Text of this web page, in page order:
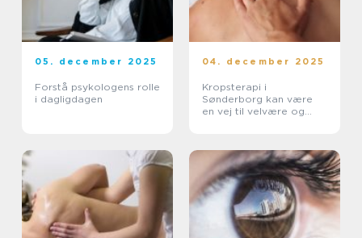
05. december 2025
Forstå psykologens rolle
i dagligdagen
04. december 2025
Kropsterapi i
Sønderborg kan være
en vej til velvære og